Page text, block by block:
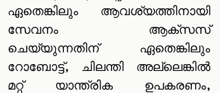
ഏതെങ്കിലും ആവശ്യത്തിനായി
സേവനം ആക്സസ്
ചെയ്യുന്നതിന് ഏതെങ്കിലും
റോബോട്ട്, ചിലന്തി അല്ലെങ്കിൽ
മറ്റ് യാന്ത്രിക ഉപകരണം,